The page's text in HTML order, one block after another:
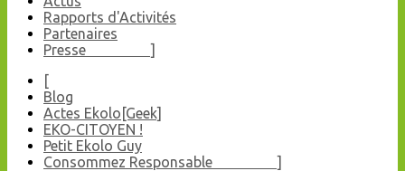
Rapports d'Activités
Partenaires
Presse ]
[
Blog
Actes Ekolo[Geek]
EKO-CITOYEN !
Petit Ekolo Guy
Consommez Responsable ]